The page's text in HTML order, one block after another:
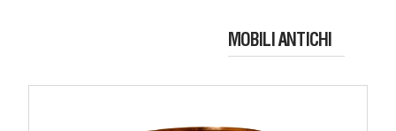
MOBILI ANTICHI